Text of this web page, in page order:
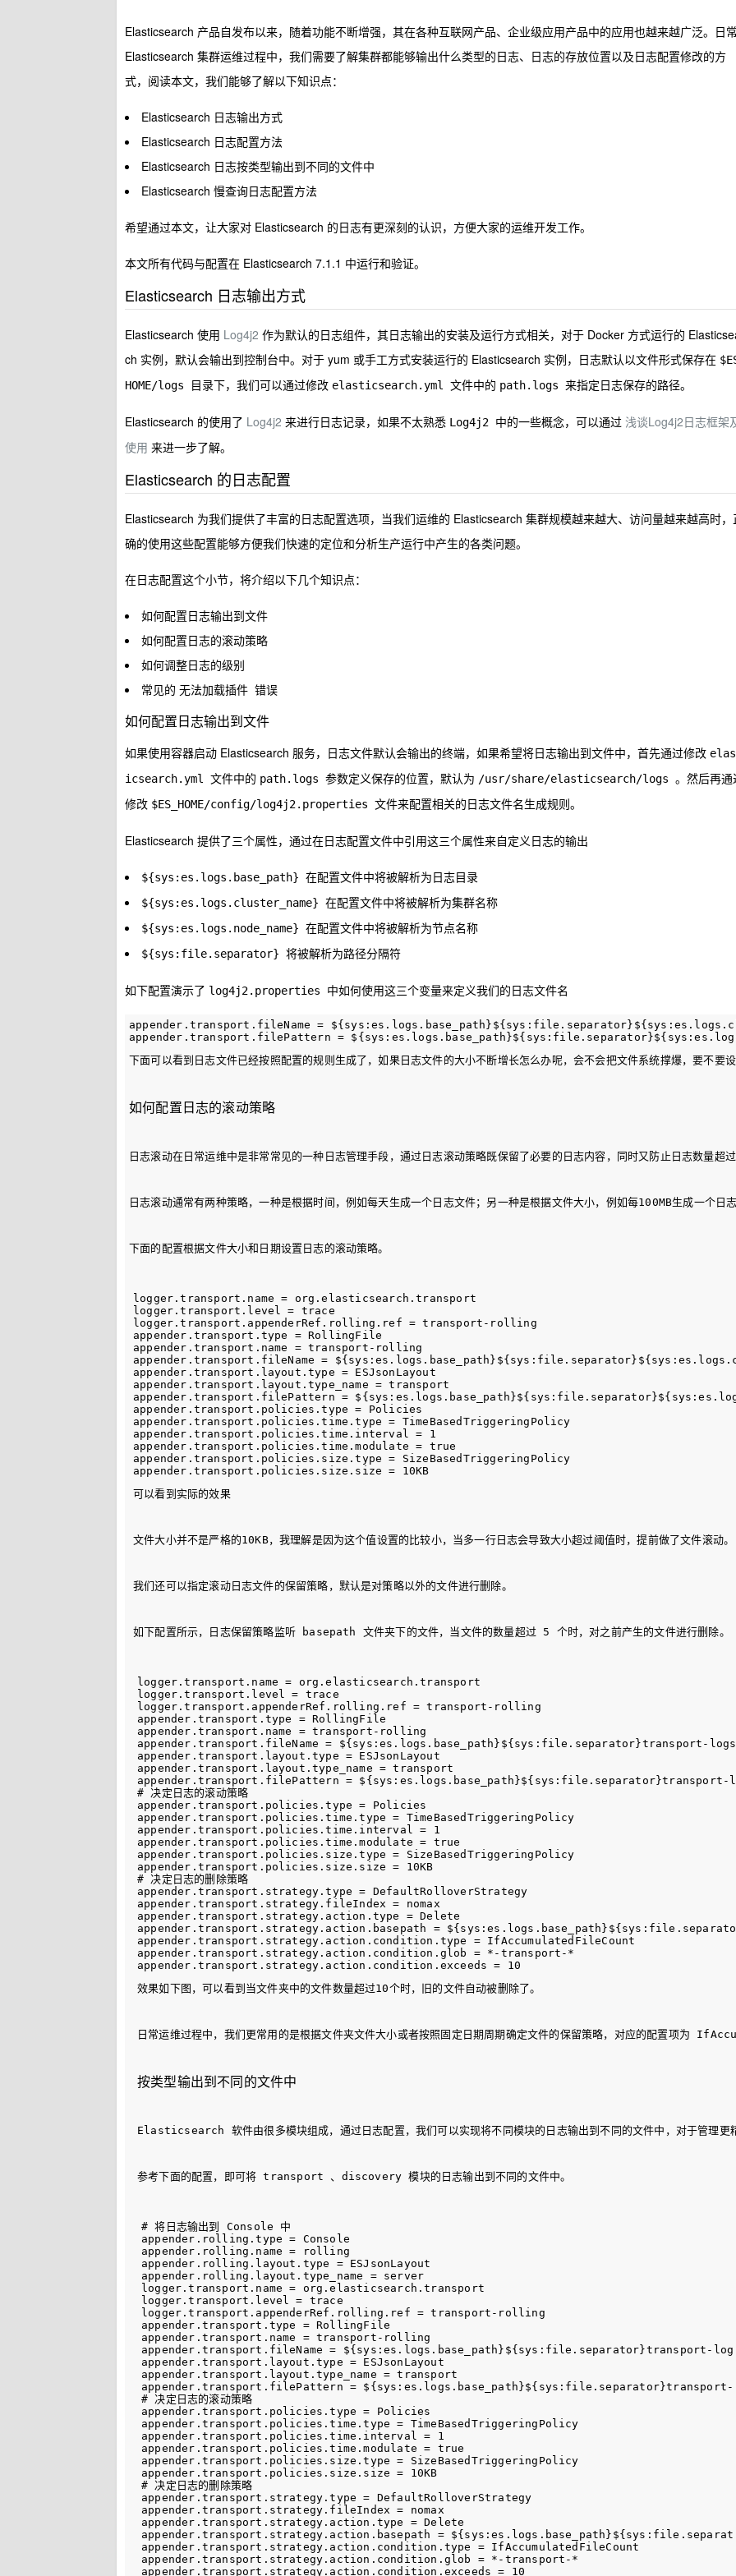
Elasticsearch 产品自发布以来，随着功能不断增强，其在各种互联网产品、企业级应用产品中的应用也越来越广泛。日常
Elasticsearch 集群运维过程中，我们需要了解集群都能够输出什么类型的日志、日志的存放位置以及日志配置修改的方
式，阅读本文，我们能够了解以下知识点：
Elasticsearch 日志输出方式
Elasticsearch 日志配置方法
Elasticsearch 日志按类型输出到不同的文件中
Elasticsearch 慢查询日志配置方法
希望通过本文，让大家对 Elasticsearch 的日志有更深刻的认识，方便大家的运维开发工作。
本文所有代码与配置在 Elasticsearch 7.1.1 中运行和验证。
Elasticsearch 日志输出方式
Elasticsearch 使用 Log4j2 作为默认的日志组件，其日志输出的安装及运行方式相关，对于 Docker 方式运行的
ch 实例，默认会输出到控制台中。对于 yum 或手工方式安装运行的 Elasticsearch 实例，日志默认以文件形式保存在
HOME/logs
目录下，我们可以通过修改 elasticsearch.yml 文件中的 path.logs 来指定日志保存的路径。
Elasticsearch 的使用了 Log4j2 来进行日志记录，如果不太熟悉 Log4j2 中的一些概念，可以通过 浅谈Log4j2日志框架
使用 来进一步了解。
Elasticsearch 的日志配置
Elasticsearch 为我们提供了丰富的日志配置选项，当我们运维的 Elasticsearch 集群规模越来越大、访问量越来越高时，
确的使用这些配置能够方便我们快速的定位和分析生产运行中产生的各类问题。
在日志配置这个小节，将介绍以下几个知识点：
如何配置日志输出到文件
如何配置日志的滚动策略
如何调整日志的级别
常见的 无法加载插件 错误
如何配置日志输出到文件
如果使用容器启动 Elasticsearch 服务，日志文件默认会输出的终端，如果希望将日志输出到文件中，首先通过修改
icsearch.yml 文件中的 path.logs 参数定义保存的位置，默认为 /usr/share/elasticsearch/logs 。然后再通
修改 $ES_HOME/config/log4j2.properties 文件来配置相关的日志文件名生成规则。
Elasticsearch 提供了三个属性，通过在日志配置文件中引用这三个属性来自定义日志的输出
${sys:es.logs.base_path} 在配置文件中将被解析为日志目录
${sys:es.logs.cluster_name} 在配置文件中将被解析为集群名称
${sys:es.logs.node_name} 在配置文件中将被解析为节点名称
${sys:file.separator} 将被解析为路径分隔符
如下配置演示了 log4j2.properties 中如何使用这三个变量来定义我们的日志文件名
appender.transport.fileName =
下面可以看到日志文件已经按照配置的规则生成了，如果日志文件的大小不断增长怎么办呢，会不会把文件系统撑爆，要不要
如何配置日志的滚动策略
日志滚动在日常运维中是非常常见的一种日志管理手段，通过日志滚动策略既保留了必要的日志内容，同时又防止日志数量超
日志滚动通常有两种策略，一种是根据时间，例如每天生成一个日志文件；另一种是根据文件大小，例如每100MB生成一个日
下面的配置根据文件大小和日期设置日志的滚动策略。
logger.transport.name = org.elasticsearch.transport
logger.transport.level = trace
logger.transport.appenderRef.rolling.ref = transport-rolling
appender.transport.type = RollingFile
appender.transport.name = transport-rolling
appender.transport.fileName =
appender.transport.layout.type = ESJsonLayout
appender.transport.layout.type_name = transport
appender.transport.filePattern =
appender.transport.policies.type = Policies
appender.transport.policies.time.type = TimeBasedTriggeringPolicy
appender.transport.policies.time.interval = 1
appender.transport.policies.time.modulate = true
appender.transport.policies.size.type = SizeBasedTriggeringPolicy
可以看到实际的效果
文件大小并不是严格的10KB，我理解是因为这个值设置的比较小，当多一行日志会导致大小超过阈值时，提前做了文件滚动。
我们还可以指定滚动日志文件的保留策略，默认是对策略以外的文件进行删除。
如下配置所示，日志保留策略监听 basepath 文件夹下的文件，当文件的数量超过 5 个时，对之前产生的文件进行删除。
logger.transport.name = org.elasticsearch.transport
logger.transport.level = trace
logger.transport.appenderRef.rolling.ref = transport-rolling
appender.transport.type = RollingFile
appender.transport.name = transport-rolling
appender.transport.fileName = ${sys:es.logs.base_path}${sys:file.separator}transport-
appender.transport.layout.type = ESJsonLayout
appender.transport.layout.type_name = transport
appender.transport.filePattern = ${sys:es.logs.base_path}${sys:file.separator}transport-
# 决定日志的滚动策略
appender.transport.policies.type = Policies
appender.transport.policies.time.type = TimeBasedTriggeringPolicy
appender.transport.policies.time.interval = 1
appender.transport.policies.time.modulate = true
appender.transport.policies.size.type = SizeBasedTriggeringPolicy
appender.transport.policies.size.size = 10KB
# 决定日志的删除策略
appender.transport.strategy.type = DefaultRolloverStrategy
appender.transport.strategy.fileIndex = nomax
appender.transport.strategy.action.type = Delete
appender.transport.strategy.action.basepath =
appender.transport.strategy.action.condition.type = IfAccumulatedFileCount
appender.transport.strategy.action.condition.glob = *-transport-*
效果如下图，可以看到当文件夹中的文件数量超过10个时，旧的文件自动被删除了。
日常运维过程中，我们更常用的是根据文件夹文件大小或者按照固定日期周期确定文件的保留策略，对应的配置项为
按类型输出到不同的文件中
Elasticsearch 软件由很多模块组成，通过日志配置，我们可以实现将不同模块的日志输出到不同的文件中，对于管理更
参考下面的配置，即可将 transport 、 discovery 模块的日志输出到不同的文件中。
# 将日志输出到 Console 中
appender.rolling.type = Console
appender.rolling.name = rolling
appender.rolling.layout.type = ESJsonLayout
appender.rolling.layout.type_name = server
logger.transport.name = org.elasticsearch.transport
logger.transport.level = trace
logger.transport.appenderRef.rolling.ref = transport-rolling
appender.transport.type = RollingFile
appender.transport.name = transport-rolling
appender.transport.fileName = ${sys:es.logs.base_path}${sys:file.separator}transport-
appender.transport.layout.type = ESJsonLayout
appender.transport.layout.type_name = transport
appender.transport.filePattern =
# 决定日志的滚动策略
appender.transport.policies.type = Policies
appender.transport.policies.time.type = TimeBasedTriggeringPolicy
appender.transport.policies.time.interval = 1
appender.transport.policies.time.modulate = true
appender.transport.policies.size.type = SizeBasedTriggeringPolicy
appender.transport.policies.size.size = 10KB
# 决定日志的删除策略
appender.transport.strategy.type = DefaultRolloverStrategy
appender.transport.strategy.fileIndex = nomax
appender.transport.strategy.action.type = Delete
appender.transport.strategy.action.basepath =
appender.transport.strategy.action.condition.type = IfAccumulatedFileCount
appender.transport.strategy.action.condition.glob = *-transport-*
appender.transport.strategy.action.condition.exceeds = 10